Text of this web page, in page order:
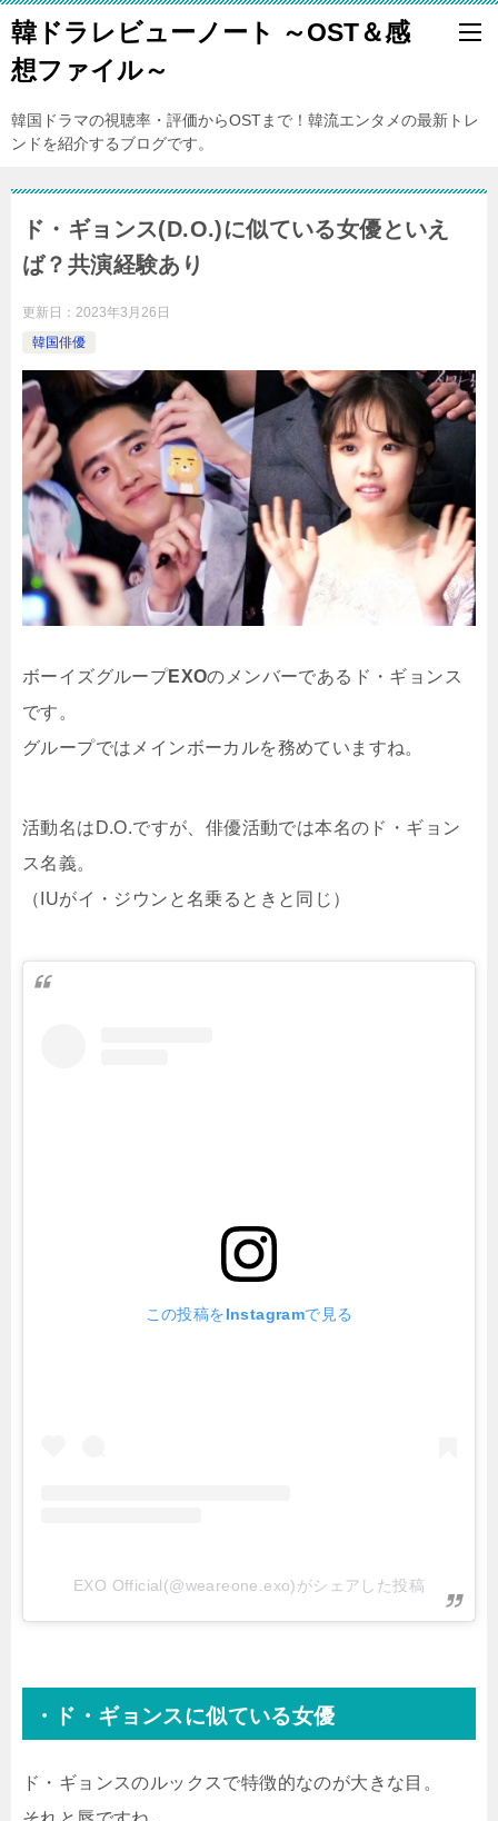
韓ドラレビューノート ～OST＆感
想ファイル～
韓国ドラマの視聴率・評価からOSTまで！韓流エンタメの最新トレ
ンドを紹介するブログです。
ド・ギョンス(D.O.)に似ている女優といえ
ば？共演経験あり
更新日： 2023年3月26日
韓国俳優
ボーイズグループEXOのメンバーであるド・ギョンス
です。
グループではメインボーカルを務めていますね。
活動名はD.O.ですが、俳優活動では本名のド・ギョン
ス名義。
（IUがイ・ジウンと名乗るときと同じ）
この投稿をInstagramで見る
EXO Official(@weareone.exo)がシェアした投稿
・ド・ギョンスに似ている女優
ド・ギョンスのルックスで特徴的なのが大きな目。